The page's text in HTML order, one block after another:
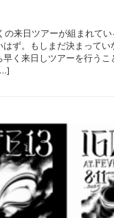
の来日ツアーが組まれて
ず。もしまだ決まって
く来日しツアーを行うこ